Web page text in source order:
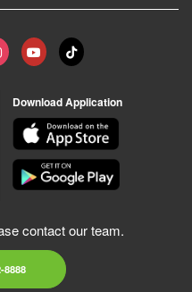
Download Application
contact our team.
8888